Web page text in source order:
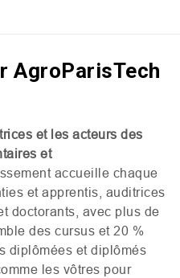
AgroParisTech
et les acteurs des
et
accueille chaque
et apprentis, auditrices
doctorants, avec plus de
des cursus et 20 %
diplômées et diplômés
les vôtres pour